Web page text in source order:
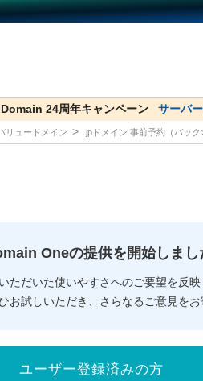
ドメイン検索
人気ドメインの種類
コアサーバー
Value Domain ネットde
お得意様割引
従来のバリュードメインをご利用希
従来のバリュードメインをご利用希
24周年キャンペーン サーバー
co.jpドメイン✕コアサー
リュードメイン .jpドメイン 事前予約（バッ
Oneの提供を開始しまし
ただいた使いやすさへのご要望を反
お試しいただき、さらなるご意見をお
ユーザー登録済みの方